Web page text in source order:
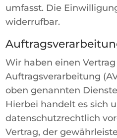
umfasst. Die
widerrufbar.
Wir haben einen
Auftragsverarbeitung
oben genannten
Hierbei handelt es sich
datenschutzrechtlich
Vertrag, der